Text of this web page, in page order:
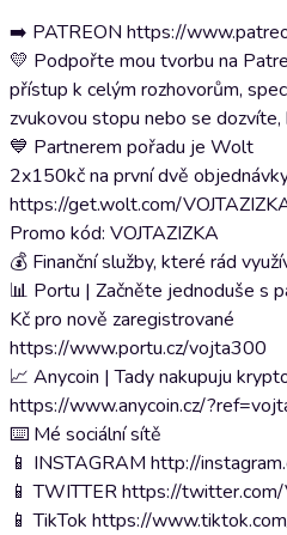
➡️ PATREON https://
💛 Podpořte mou tvorbu na
přístup k celým rozhovorům,
zvukovou stopu nebo se
💙 Partnerem pořadu je Wolt
2x150kč na první dvě
https://get.wolt.com/
Promo kód: VOJTAZIZKA
💰 Finanční služby, které rád
📊 Portu | Začněte jednoduše s
Kč pro nově zaregistrované
https://www.portu.cz/vojta300
📈 Anycoin | Tady nakupuju
https://www.anycoin.cz/
⌨️ Mé sociální sítě
📱 INSTAGRAM http://
📱 TWITTER https://
📱 TikTok https://